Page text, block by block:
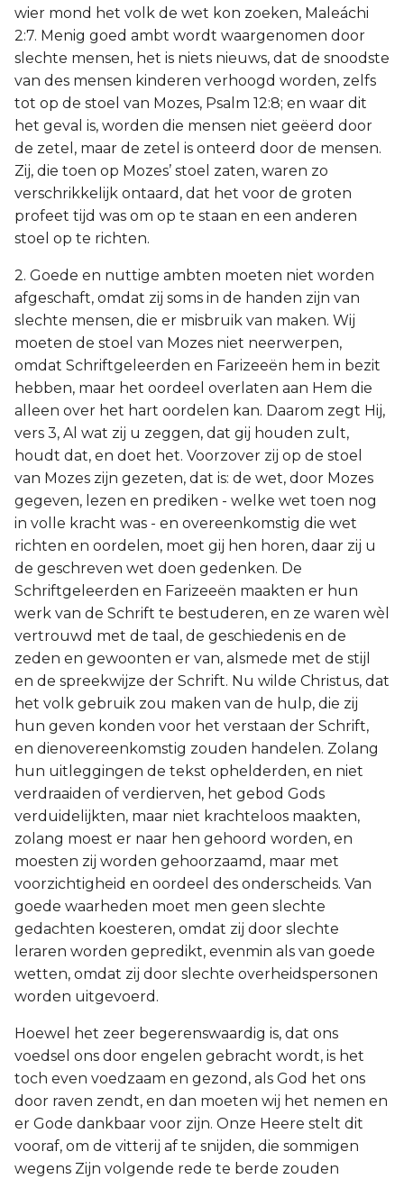
wier mond het volk de wet kon zoeken, Maleáchi
2:7. Menig goed ambt wordt waargenomen door
slechte mensen, het is niets nieuws, dat de snoodste
van des mensen kinderen verhoogd worden, zelfs
tot op de stoel van Mozes, Psalm 12:8; en waar dit
het geval is, worden die mensen niet geëerd door
de zetel, maar de zetel is onteerd door de mensen.
Zij, die toen op Mozes’ stoel zaten, waren zo
verschrikkelijk ontaard, dat het voor de groten
profeet tijd was om op te staan en een anderen
stoel op te richten.
2. Goede en nuttige ambten moeten niet worden
afgeschaft, omdat zij soms in de handen zijn van
slechte mensen, die er misbruik van maken. Wij
moeten de stoel van Mozes niet neerwerpen,
omdat Schriftgeleerden en Farizeeën hem in bezit
hebben, maar het oordeel overlaten aan Hem die
alleen over het hart oordelen kan. Daarom zegt Hij,
vers 3, Al wat zij u zeggen, dat gij houden zult,
houdt dat, en doet het. Voorzover zij op de stoel
van Mozes zijn gezeten, dat is: de wet, door Mozes
gegeven, lezen en prediken - welke wet toen nog
in volle kracht was - en overeenkomstig die wet
richten en oordelen, moet gij hen horen, daar zij u
de geschreven wet doen gedenken. De
Schriftgeleerden en Farizeeën maakten er hun
werk van de Schrift te bestuderen, en ze waren wèl
vertrouwd met de taal, de geschiedenis en de
zeden en gewoonten er van, alsmede met de stijl
en de spreekwijze der Schrift. Nu wilde Christus, dat
het volk gebruik zou maken van de hulp, die zij
hun geven konden voor het verstaan der Schrift,
en dienovereenkomstig zouden handelen. Zolang
hun uitleggingen de tekst ophelderden, en niet
verdraaiden of verdierven, het gebod Gods
verduidelijkten, maar niet krachteloos maakten,
zolang moest er naar hen gehoord worden, en
moesten zij worden gehoorzaamd, maar met
voorzichtigheid en oordeel des onderscheids. Van
goede waarheden moet men geen slechte
gedachten koesteren, omdat zij door slechte
leraren worden gepredikt, evenmin als van goede
wetten, omdat zij door slechte overheidspersonen
worden uitgevoerd.
Hoewel het zeer begerenswaardig is, dat ons
voedsel ons door engelen gebracht wordt, is het
toch even voedzaam en gezond, als God het ons
door raven zendt, en dan moeten wij het nemen en
er Gode dankbaar voor zijn. Onze Heere stelt dit
vooraf, om de vitterij af te snijden, die sommigen
wegens Zijn volgende rede te berde zouden